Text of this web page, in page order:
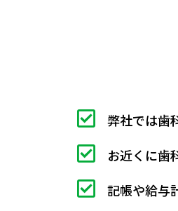
弊社では歯
お近くに歯
記帳や給与